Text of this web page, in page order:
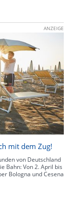
ANZEIGE
mit dem Zug!
von Deutschland
Bahn: Von 2. April bis
Bologna und Cesena